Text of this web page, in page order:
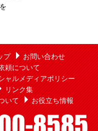
プ
お問い合わせ
頼について
ャルメディアポリシー
リンク集
いて お役立ち情報